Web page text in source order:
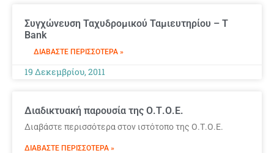
Συγχώνευση Ταχυδρομικού Ταμιευτηρίου – Τ
Bank
ΔΙΑΒΆΣΤΕ ΠΕΡΙΣΣΌΤΕΡΑ »
19 Δεκεμβρίου, 2011
Διαδικτυακή παρουσία της Ο.Τ.Ο.Ε.
Διαβάστε περισσότερα στον ιστότοπο της Ο.Τ.Ο.Ε.
ΔΙΑΒΆΣΤΕ ΠΕΡΙΣΣΌΤΕΡΑ »